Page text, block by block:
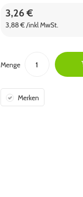
3,26 €
3,88 € /inkl MwSt.
Menge
Merken